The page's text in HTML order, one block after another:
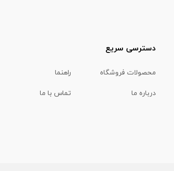
دسترسی سریع
محصولات فروشگاه راهنما
درباره ما تماس با ما